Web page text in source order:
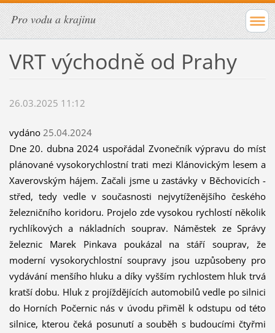
Pro vodu a krajinu
VRT východně od Prahy
26.03.2025 11:12
vydáno 25.04.2024
Dne 20. dubna 2024 uspořádal Zvonečník výpravu do míst
plánované vysokorychlostní trati mezi Klánovickým lesem a
Xaverovským hájem. Začali jsme u zastávky v Běchovicích -
střed, tedy vedle v současnosti nejvytíženějšího českého
železničního koridoru. Projelo zde vysokou rychlostí několik
rychlíkových a nákladních souprav. Náměstek ze Správy
železnic Marek Pinkava poukázal na stáří souprav, že
moderní vysokorychlostní soupravy jsou uzpůsobeny pro
vydávání menšího hluku a díky vyšším rychlostem hluk trvá
kratší dobu. Hluk z projíždějících automobilů vedle po silnici
do Horních Počernic nás v úvodu přiměl k odstupu od této
silnice, kterou čeká posunutí a souběh s budoucími čtyřmi